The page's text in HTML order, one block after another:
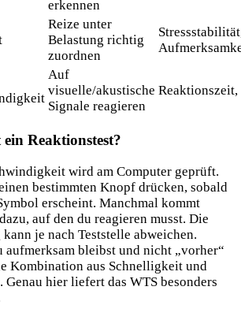
erkennen
Reize unter
Belastung richtig
zuordnen
Auf
visuelle/akustische
Signale reagieren
Reaktionstest?
wird am Computer geprüft.
bestimmten Knopf drücken, sobald
erscheint. Manchmal kommt
auf den du reagieren musst. Die
kann je nach Teststelle abweichen.
aufmerksam bleibst und nicht „vorher“
Kombination aus Schnelligkeit und
hier liefert das WTS besonders